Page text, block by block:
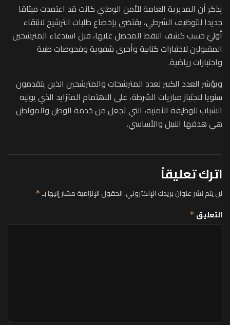
يذكر أن المديرية العامة للأمن الوطني كانت قد اعتمدت ميثاقا
جديدا للتوظيف الشرطي، يقتضي بإخضاع طلبات الترشيح لانتقاء
أوليّ حسب كشف النقط المحصل عليها، قبل استدعاء المترشحين
المقبولين لاختبارات كتابية وأخرى شفوية وفحوصات طبية
واختبارات رياضية.
ويؤشر العدد الكبير لعدد المترشحات والمترشحين الذين يتقدمون
سنويا لاجتياز مباريات الشرطة، على الاهتمام المتزايد الذي يوليه
الشباب للوظيفة الأمنية، التي تجعل من خدمة الوطن والمواطن
هي هدفها النبيل والأساسي.
اترك تعليقاً
لن يتم نشر عنوان بريدك الإلكتروني.الحقول الإلزامية مشار إليها بـ*
التعليق *